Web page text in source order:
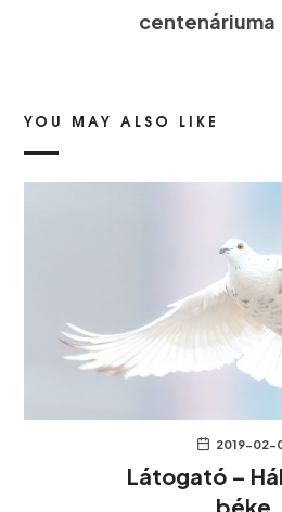
centenáriuma
YOU MAY ALSO LIKE
2019-02-
Látogató –
béke